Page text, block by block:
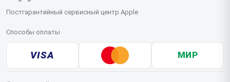
Постгарантийный сервисный центр Apple
Способы оплаты
VISA МИР